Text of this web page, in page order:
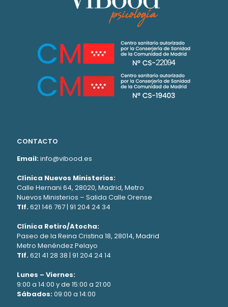
CONTACTO
Email:info@vibood.es
Clínica Nuevos Ministerios:
Calle Hernani 64, 28020, Madrid, Metro
Nuevos Ministerios – Salida Calle Orense
Tlf.621 146 767 | 91 204 24 34
Clínica Retiro/Atocha:
Paseo de la Reina Cristina 18, 28014, Madrid
Metro Menéndez Pelayo
Tlf.621 41 28 38 | 91 204 24 14
Lunes – Viernes:
9:00 a 14:00 y de 15:00 a 21:00
Sábados:09:00 a 14:00